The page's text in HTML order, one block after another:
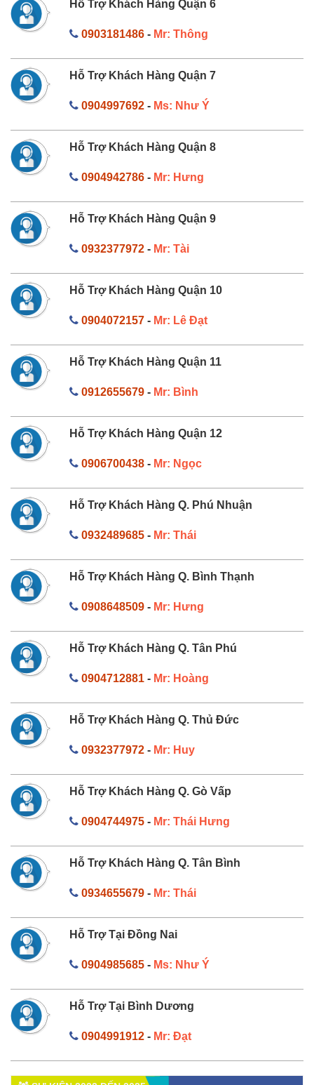
Hỗ Trợ Khách Hàng Quận 6
0903181486- Mr: Thông
Hỗ Trợ Khách Hàng Quận 7
0904997692- Ms: Như Ý
Hỗ Trợ Khách Hàng Quận 8
0904942786- Mr: Hưng
Hỗ Trợ Khách Hàng Quận 9
0932377972- Mr: Tài
Hỗ Trợ Khách Hàng Quận 10
0904072157- Mr: Lê Đạt
Hỗ Trợ Khách Hàng Quận 11
0912655679- Mr: Bình
Hỗ Trợ Khách Hàng Quận 12
0906700438- Mr: Ngọc
Hỗ Trợ Khách Hàng Q. Phú Nhuận
0932489685- Mr: Thái
Hỗ Trợ Khách Hàng Q. Bình Thạnh
0908648509- Mr: Hưng
Hỗ Trợ Khách Hàng Q. Tân Phú
0904712881- Mr: Hoàng
Hỗ Trợ Khách Hàng Q. Thủ Đức
0932377972- Mr: Huy
Hỗ Trợ Khách Hàng Q. Gò Vấp
0904744975- Mr: Thái Hưng
Hỗ Trợ Khách Hàng Q. Tân Bình
0934655679- Mr: Thái
Hỗ Trợ Tại Đồng Nai
0904985685- Ms: Như Ý
Hỗ Trợ Tại Bình Dương
0904991912- Mr: Đạt